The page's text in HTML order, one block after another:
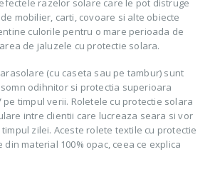
razelor solare care le pot distruge
mobilier, carti, covoare si alte obiecte
culorile pentru o mare perioada de
de jaluzele cu protectie solara.
(cu caseta sau pe tambur) sunt
odihnitor si protectia superioara
pe timpul verii. Roletele cu protectie solara
intre clientii care lucreaza seara si vor
zilei. Aceste rolete textile cu protectie
material 100% opac, ceea ce explica